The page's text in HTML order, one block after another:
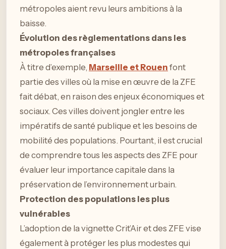
métropoles aient revu leurs ambitions à la
baisse.
Évolution des règlementations dans les
métropoles françaises
À titre d’exemple, Marseille et Rouen font
partie des villes où la mise en œuvre de la ZFE
fait débat, en raison des enjeux économiques et
sociaux. Ces villes doivent jongler entre les
impératifs de santé publique et les besoins de
mobilité des populations. Pourtant, il est crucial
de comprendre tous les aspects des ZFE pour
évaluer leur importance capitale dans la
préservation de l’environnement urbain.
Protection des populations les plus
vulnérables
L’adoption de la vignette Crit’Air et des ZFE vise
également à protéger les plus modestes qui